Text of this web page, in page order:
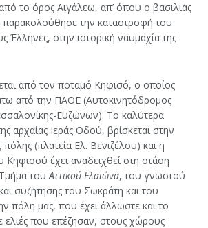
το όρος Αιγάλεω, απ’ όπου ο βασιλιάς
την καταστροφή του
Έλληνες, στην ιστορική ναυμαχία της
από τον ποταμό Κηφισό, ο οποίος
από την ΠΑΘΕ (Αυτοκινητόδρομος
Ευζώνων). Το καλύτερα
αρχαίας Ιεράς Οδού, βρίσκεται στην
πόλης (πλατεία Ελ. Βενιζέλου) και η
έχει αναδειχθεί στη στάση
του Αττικού Ελαιώνα, του γνωστού
συζήτησης του Σωκράτη και του
πόλη μας, που έχει άλλωστε και το
ελιές που επέζησαν, στους χώρους